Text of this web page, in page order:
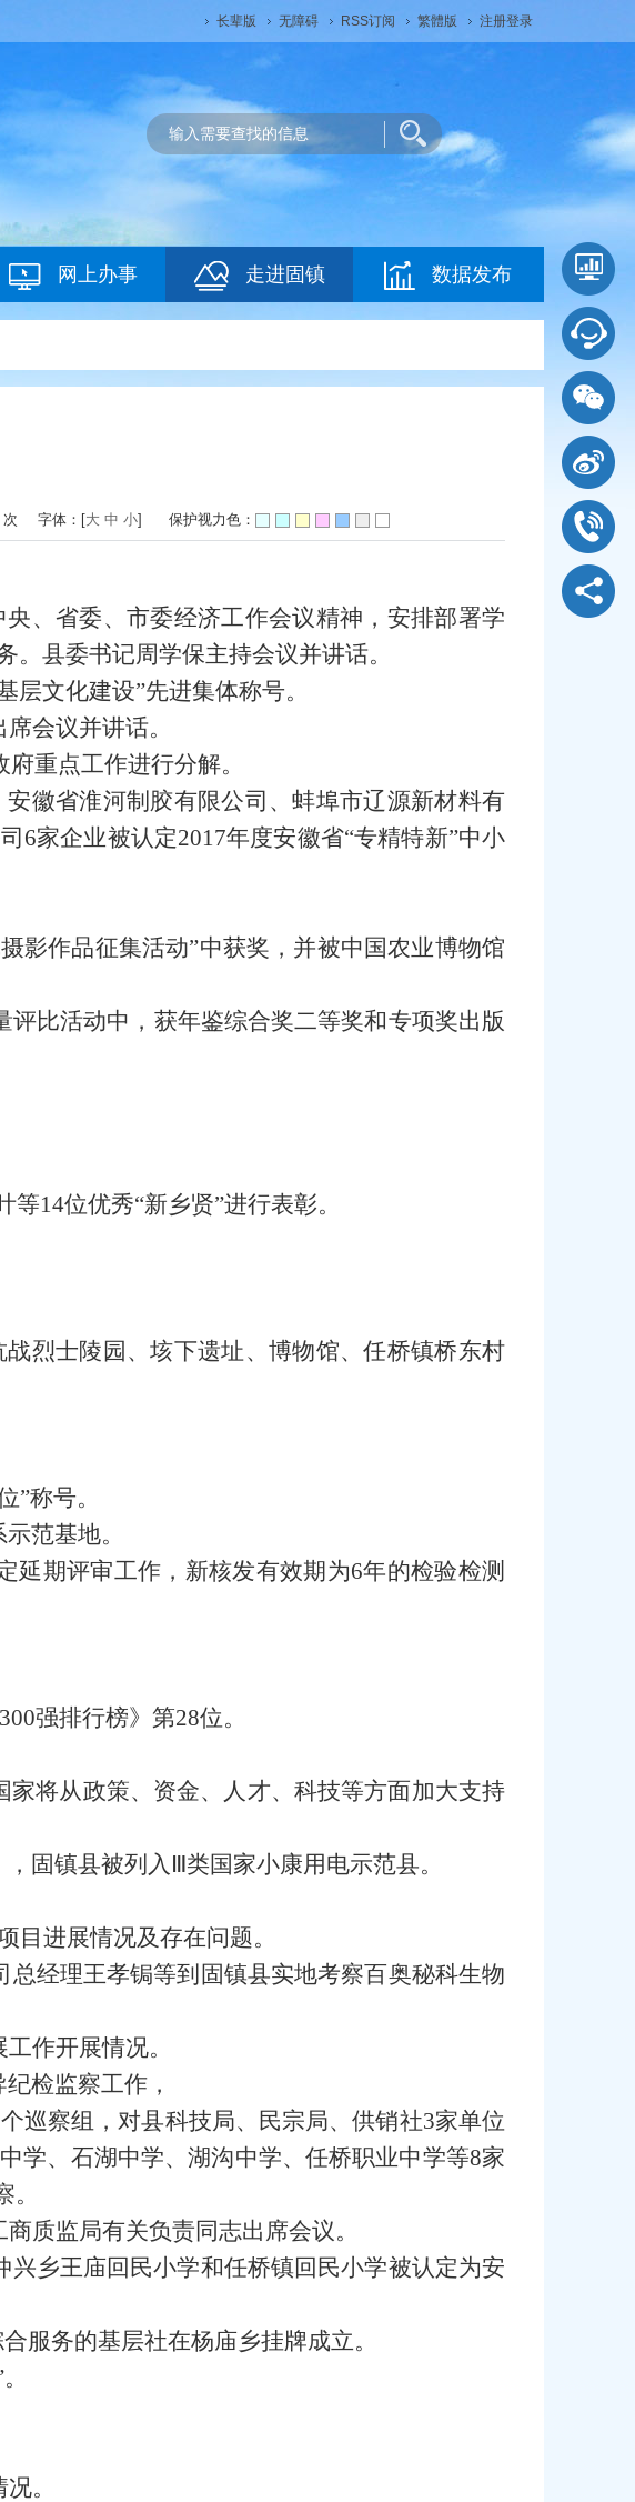
长辈版 无障碍 RSS订阅 繁體版 注册登录
网上办事 走进固镇 数据发布
次 字体：[大 中 小] 保护视力色：
、省委、市委经济工作会议精神，安排部署学
县委书记周学保主持会议并讲话。
文化建设”先进集体称号。
会议并讲话。
重点工作进行分解。
徽省淮河制胶有限公司、蚌埠市辽源新材料有
6家企业被认定2017年度安徽省“专精特新”中小
影作品征集活动”中获奖，并被中国农业博物馆
比活动中，获年鉴综合奖二等奖和专项奖出版
14位优秀“新乡贤”进行表彰。
烈士陵园、垓下遗址、博物馆、任桥镇桥东村
称号。
范基地。
期评审工作，新核发有效期为6年的检验检测
强排行榜》第28位。
将从政策、资金、人才、科技等方面加大支持
固镇县被列入Ⅲ类国家小康用电示范县。
进展情况及存在问题。
经理王孝锔等到固镇县实地考察百奥秘科生物
作开展情况。
检监察工作，
巡察组，对县科技局、民宗局、供销社3家单位
学、石湖中学、湖沟中学、任桥职业中学等8家
质监局有关负责同志出席会议。
乡王庙回民小学和任桥镇回民小学被认定为安
服务的基层社在杨庙乡挂牌成立。
。